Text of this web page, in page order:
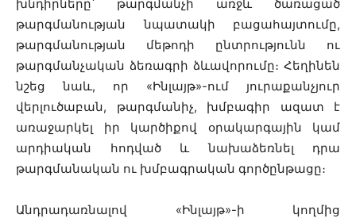
խնդիրները՝ թարգմանչի առջև ծառացած
թարգմանության նպատակի բացահայտումը,
թարգմանության մեթոդի ընտրությունն ու
թարգմանչական ձեռագրի ձևավորումը։ Հեղինեն
նշեց նաև, որ «Ինլայթ»-ում յուրաքանչյուր
վերլուծաբան, թարգմանիչ, խմբագիր ազատ է
առաջարկել իր կարծիքով օրակարգային կամ
արդիական հոդված և նախաձեռնել դրա
թարգմանական ու խմբագրական գործընթացը։
Անդրադառնալով «Ինլայթ»-ի կողմից